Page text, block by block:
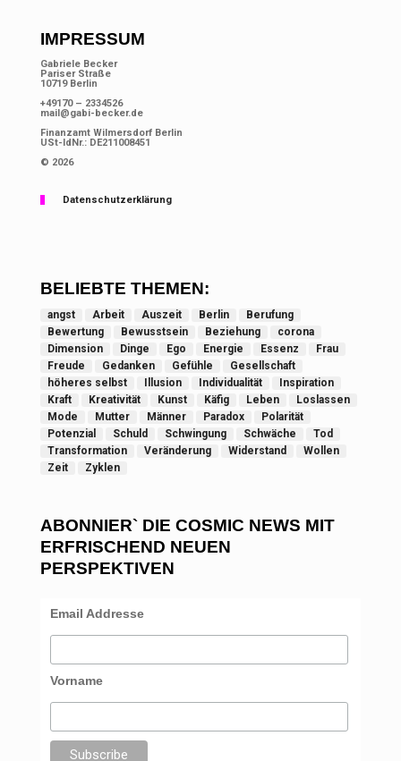
IMPRESSUM
Gabriele Becker
Pariser Straße
10719 Berlin
+49170 – 2334526
mail@gabi-becker.de
Finanzamt Wilmersdorf Berlin
USt-IdNr.: DE211008451
© 2026
Datenschutzerklärung
BELIEBTE THEMEN:
angst Arbeit Auszeit Berlin
Berufung
Bewertung
Bewusstsein Beziehung
corona
Dimension
Dinge Ego Energie Essenz
Frau
Freude
Gedanken Gefühle
Gesellschaft
höheres selbst
Illusion Individualität
Inspiration
Kraft
Kreativität Kunst Käfig Leben
Loslassen
Mode
Mutter Männer Paradox
Polarität
Potenzial
Schuld Schwingung Schwäche
Tod
Transformation
Veränderung Widerstand
Wollen
Zeit
Zyklen
ABONNIER` DIE COSMIC NEWS MIT
ERFRISCHEND NEUEN
PERSPEKTIVEN
Email Addresse
Vorname